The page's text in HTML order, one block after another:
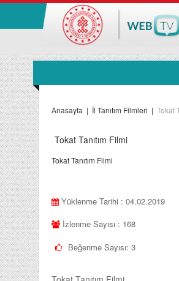
Anasayfa | İl Tanıtım Filmleri | Tokat
Tokat Tanıtım Filmi
Tokat Tanıtım Filmi
Yüklenme Tarihi : 04.02.2019
İzlenme Sayısı : 168
Beğenme Sayısı: 3